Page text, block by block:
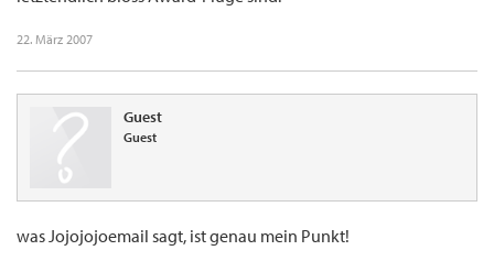
22. März 2007
Guest
Guest
was Jojojojoemail sagt, ist genau mein Punkt!